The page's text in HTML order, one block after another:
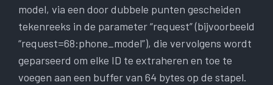
model, via een door dubbele punten gescheiden
tekenreeks in de parameter “request” (bijvoorbeeld
“request=68:phone_model”), die vervolgens wordt
geparseerd om elke ID te extraheren en toe te
voegen aan een buffer van 64 bytes op de stapel.